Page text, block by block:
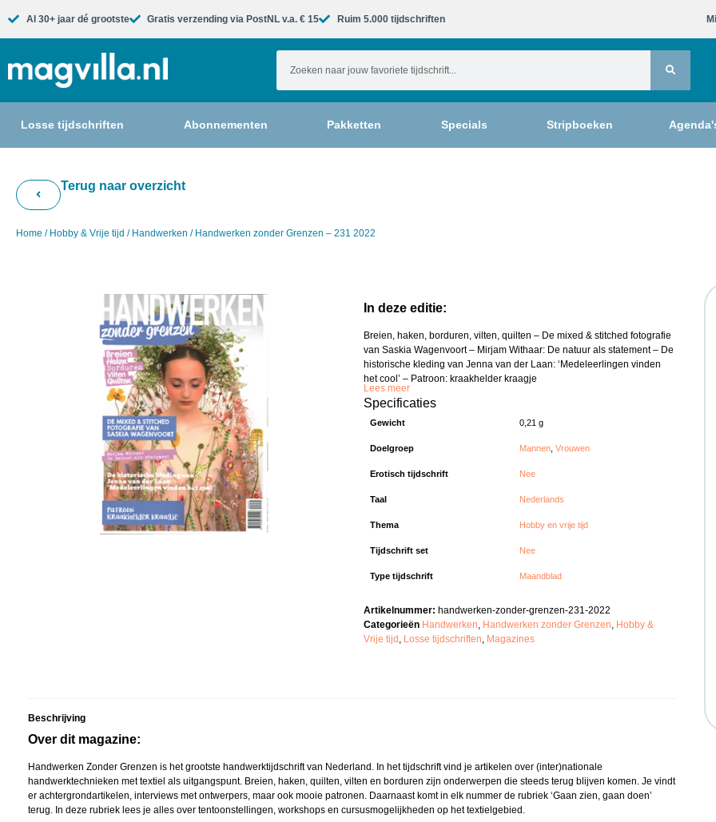
Al 30+ jaar dé grootste​ Gratis verzending via PostNL v.a. € 15 Ruim 5.000 tijdschriften​
Losse tijdschriften Abonnementen Pakketten Specials Stripboeken
Terug naar overzicht
Home / Hobby & Vrije tijd / Handwerken / Handwerken zonder Grenzen – 231 2022
In deze editie:
Breien, haken, borduren, vilten, quilten – De mixed & stitched fotografie
van Saskia Wagenvoort – Mirjam Withaar: De natuur als statement – De
historische kleding van Jenna van der Laan: ‘Medeleerlingen vinden
het cool’ – Patroon: kraakhelder kraagje
Lees meer
Specificaties
Gewicht 0,21 g
Doelgroep Mannen ,Vrouwen
Erotisch tijdschrift Nee
Taal Nederlands
Thema Hobby en vrije tijd
Tijdschrift set Nee
Type tijdschrift Maandblad
Artikelnummer:handwerken-zonder-grenzen-231-2022
Categorieën Handwerken, Handwerken zonder Grenzen, Hobby &
Vrije tijd, Losse tijdschriften, Magazines
Beschrijving
Over dit magazine:
Handwerken Zonder Grenzen is het grootste handwerktijdschrift van Nederland. In het tijdschrift vind je artikelen over (inter)nationale
handwerktechnieken met textiel als uitgangspunt. Breien, haken, quilten, vilten en borduren zijn onderwerpen die steeds terug blijven komen. Je vindt
er achtergrondartikelen, interviews met ontwerpers, maar ook mooie patronen. Daarnaast komt in elk nummer de rubriek ‘Gaan zien, gaan doen’
terug. In deze rubriek lees je alles over tentoonstellingen, workshops en cursusmogelijkheden op het textielgebied.